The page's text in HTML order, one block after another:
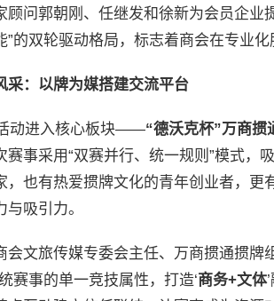
顾问郭朝刚、任继发和徐新为会员企业
”的双轮驱动格局，标志着商会在专业化
采：以牌为媒搭建交流平台
动进入核心板块——“德沃克杯”万商掼
赛事采用“双赛并行、统一规则”模式，
，也有热爱掼牌文化的青年创业者，更
吸引力。
会文旅传媒专委会主任、万商掼通掼牌
赛事的单一竞技属性，打造‘商务+文体